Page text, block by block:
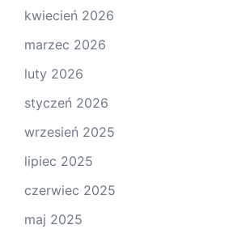
kwiecień 2026
marzec 2026
luty 2026
styczeń 2026
wrzesień 2025
lipiec 2025
czerwiec 2025
maj 2025